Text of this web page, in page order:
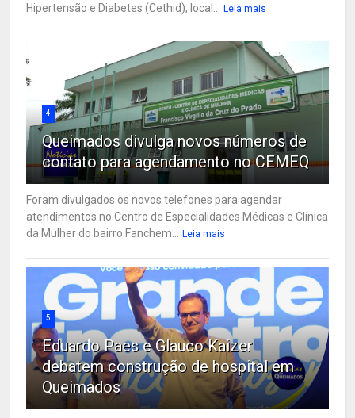
Hipertensão e Diabetes (Cethid), local...
Leia mais
4
Queimados divulga novos números de
contato para agendamento no CEMEQ
Foram divulgados os novos telefones para agendar
atendimentos no Centro de Especialidades Médicas e Clínica
da Mulher do bairro Fanchem...
Leia mais
5
Eduardo Paes e Glauco Kaizer
debatem construção de hospital em
Queimados